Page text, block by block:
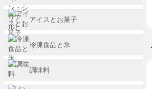
アイスとお菓子
冷凍食品と氷
調味料